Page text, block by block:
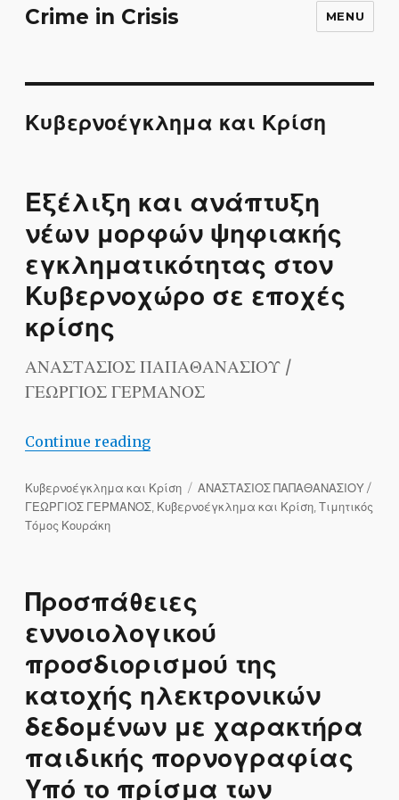
Crime in Crisis MENU
Κυβερνοέγκλημα και Κρίση
Εξέλιξη και ανάπτυξη
νέων μορφών ψηφιακής
εγκληματικότητας στον
Kυβερνοχώρο σε εποχές
κρίσης
ΑΝΑΣΤΑΣΙΟΣ ΠΑΠΑΘΑΝΑΣΙΟΥ /
ΓΕΩΡΓΙΟΣ ΓΕΡΜΑΝΟΣ
Continue reading“Εξέλιξη και ανάπτυξη νέων μορφών
Categories
Κυβερνοέγκλημα και Κρίση Tags
ΑΝΑΣΤΑΣΙΟΣ ΠΑΠΑΘΑΝΑΣΙΟΥ /
ΓΕΩΡΓΙΟΣ ΓΕΡΜΑΝΟΣ, Κυβερνοέγκλημα και Κρίση, Τιμητικός
Τόμος Κουράκη
Προσπάθειες
εννοιολογικού
προσδιορισμού της
κατοχής ηλεκτρονικών
δεδομένων με χαρακτήρα
παιδικής πορνογραφίας
Υπό το πρίσμα των